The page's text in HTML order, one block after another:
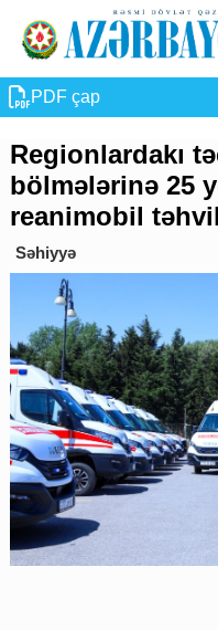
PDF çap
Regionlardakı
bölmələrinə 25
reanimobil
Səhiyyə